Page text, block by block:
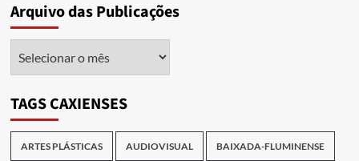
Arquivo das Publicações
TAGS CAXIENSES
ARTES PLÁSTICAS AUDIOVISUAL BAIXADA-FLUMINENSE